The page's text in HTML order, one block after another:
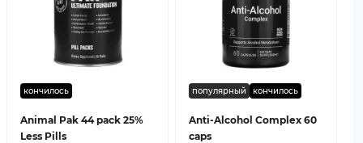
кончилось
Animal Pak 44 pack 25%
Less Pills
популярный кончилось
Anti-Alcohol Complex 60
caps